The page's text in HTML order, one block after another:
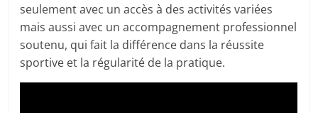
seulement avec un accès à des activités variées
mais aussi avec un accompagnement professionnel
soutenu, qui fait la différence dans la réussite
sportive et la régularité de la pratique.